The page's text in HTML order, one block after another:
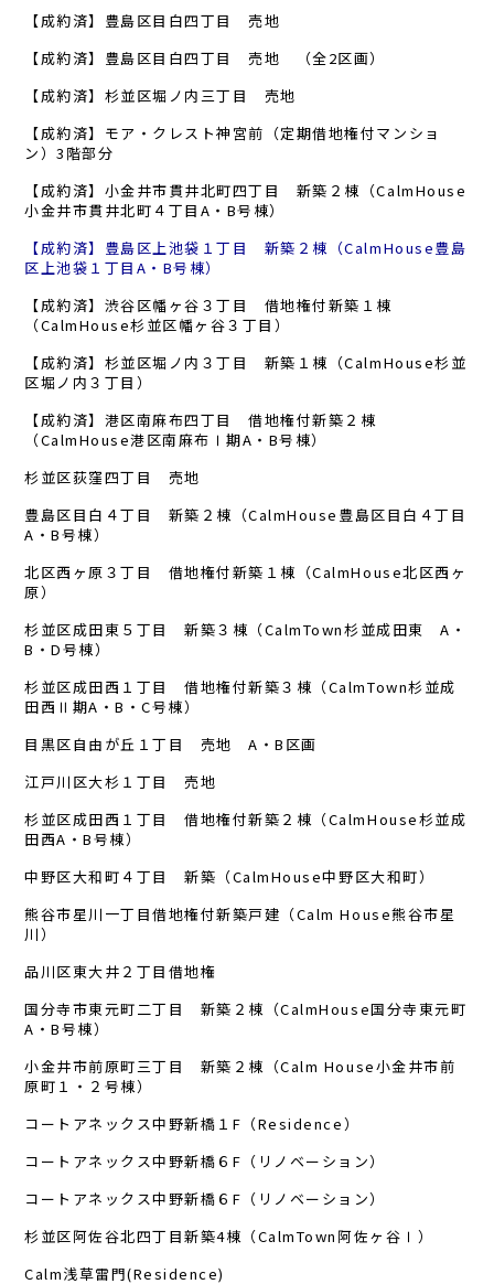
【成約済】豊島区目白四丁目 売地
【成約済】豊島区目白四丁目 売地 （全2区画）
【成約済】杉並区堀ノ内三丁目 売地
【成約済】モア・クレスト神宮前（定期借地権付マンショ
ン）3階部分
【成約済】小金井市貫井北町四丁目 新築２棟（CalmHouse
小金井市貫井北町４丁目A・B号棟）
【成約済】豊島区上池袋１丁目 新築２棟（CalmHouse豊島
区上池袋１丁目A・B号棟）
【成約済】渋谷区幡ヶ谷３丁目 借地権付新築１棟
（CalmHouse杉並区幡ヶ谷３丁目）
【成約済】杉並区堀ノ内３丁目 新築１棟（CalmHouse杉並
区堀ノ内３丁目）
【成約済】港区南麻布四丁目 借地権付新築２棟
（CalmHouse港区南麻布Ⅰ期A・B号棟）
杉並区荻窪四丁目 売地
豊島区目白４丁目 新築２棟（CalmHouse豊島区目白４丁目
A・B号棟）
北区西ヶ原３丁目 借地権付新築１棟（CalmHouse北区西ヶ
原）
杉並区成田東５丁目 新築３棟（CalmTown杉並成田東 A・
B・D号棟）
杉並区成田西１丁目 借地権付新築３棟（CalmTown杉並成
田西Ⅱ期A・B・C号棟）
目黒区自由が丘１丁目 売地 A・B区画
江戸川区大杉１丁目 売地
杉並区成田西１丁目 借地権付新築２棟（CalmHouse杉並成
田西A・B号棟）
中野区大和町４丁目 新築（CalmHouse中野区大和町）
熊谷市星川一丁目借地権付新築戸建（Calm House熊谷市星
川）
品川区東大井２丁目借地権
国分寺市東元町二丁目 新築２棟（CalmHouse国分寺東元町
A・B号棟）
小金井市前原町三丁目 新築２棟（Calm House小金井市前
原町１・２号棟）
コートアネックス中野新橋１F（Residence）
コートアネックス中野新橋６F（リノベーション）
コートアネックス中野新橋６F（リノベーション）
杉並区阿佐谷北四丁目新築4棟（CalmTown阿佐ヶ谷Ⅰ）
Calm浅草雷門(Residence)